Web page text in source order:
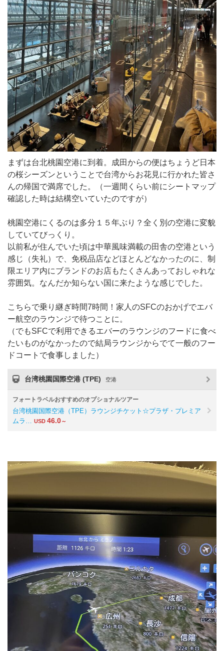
まずは台北桃園空港に到着。成田からの便はちょうど日本
の桜シーズンということで台湾からお花見に行かれた皆さ
んの帰国で満席でした。（一週間くらい前にシートマップ
確認した時は結構空いていたのですが）
桃園空港にくるのは多分１５年ぶり？全く別の空港に変貌
していてびっくり。
以前私が住んでいた頃は中華風味満載の田舎の空港という
感じ（失礼）で、免税品店などほとんどなかったのに、制
限エリア内にブランドのお店もたくさんあっておしゃれな
雰囲気。なんだか知らない国に来たような感じでした。
こちらで乗り継ぎ時間7時間！家人のSFCのおかげでエバ
ー航空のラウンジで待つことに。
（でもSFCで利用できるエバーのラウンジのフードに食べ
たいものがなかったので結局ラウンジからでて一般のフー
ドコートで食事しました）
台湾桃園国際空港 (TPE) 空港
フォートラベルおすすめのオプショナルツアー
台湾桃園国際空港（TPE）ラウンジチケット☆プラザ・プレミア
ムラ… USD 46.0～